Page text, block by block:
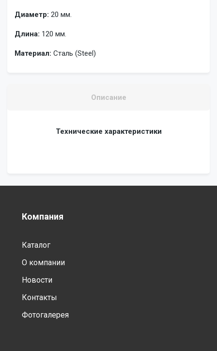
Диаметр: 20 мм.
Длина: 120 мм.
Материал: Сталь (Steel)
Описание
Технические характеристики
Компания
Каталог
О компании
Новости
Контакты
Фотогалерея